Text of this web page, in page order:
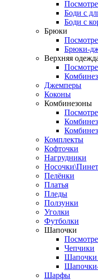
Боди с
Боди с
Брюки
Брюки-
Верхняя
Джемперы
Коконы
Комбинезоны
Комплекты
Кофточки
Нагрудники
Пелёнки
Платья
Пледы
Ползунки
Уголки
Футболки
Шапочки
Чепчики
Шапочки
Шарфы